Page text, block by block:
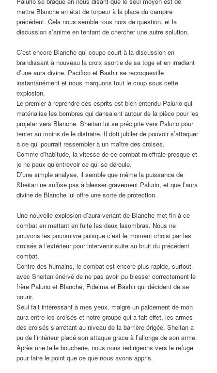
mettre Blanche en état de torpeur à la place du campire
précédent. Cela nous semble tous hors de question, et la
discussion s’anime en tentant de chercher une autre solution.
C’est encore Blanche qui coupe court à la discussion en
brandissant à nouveau la croix ssortie de sa toge et en irradiant
d’une aura divine. Pacifico et Bashir se recroqueville
instantanément et nous marquons tout le coup sous cette
explosion.
Le premier à reprendre ces esprits est bien entendu Palurio qui
matérialise les bombres qui dansaient autour de la pièce pour les
projeter vers Blanche. Sheitan lui se précipite vers Palurio pour
tenter au moins de le distraire. Il doti jubiler de pouvoir s’attaquer
à ce qui pourrait ressembler à un maître des croisés.
Comme d’habitude, la vitesse de ce combat m’effraie presque et
je ne peux qu’entrevoir ce qui se déroule.
D’une simple analyse, il semble que même la puissance de
Sheitan ne suffise pas à blesser gravement Palurio, et que l’aura
divine de Blanche lui offre une sorte de protection.
Une nouvelle explosion d’aura venant de Blanche met fin à ce
combat en mettant en fuite les deux lasombras. Nous ne
pouvons les poursuivre puisque c’est le moment choisi par les
croisés à l’extérieur pour intervenir suite au bruit du précédent
combat.
Contre des humains, le combat est encore plus rapide, surtout
avec Sheitan énérvé de ne pas avoir pu blesser correctement le
frère Palurio et Blanche, Fidelma et Bashir qui décident de se
nourir.
Seul fait intéressant à mes yeux, malgré un palcement de mon
aura entre les croisés et notre groupe qui a fait effet, les armes
des croisés s’arrétant au niveau de la barrière érigée, Sheitan a
pu de l’intérieur placé son attaque grace à l’allonge de son arme.
Après une telle boucherie, nous nous redirigeons vers le refuge
pour faire le point que ce que nous avons appris.